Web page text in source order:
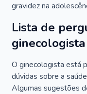
gravidez na
Lista de
ginecologista
O ginecologista está
dúvidas sobre a
Algumas sugestões